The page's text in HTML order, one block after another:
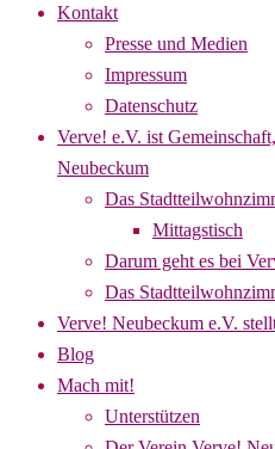
Kontakt
Presse und Medien
Impressum
Datenschutz
Verve! e.V. ist
Neubeckum
Das
Mittagstisch
Darum geht es bei
Das
Verve! Neubeckum e.V.
Blog
Mach mit!
Unterstützen